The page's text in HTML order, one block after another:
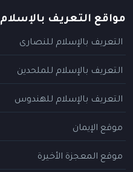
مواقع التعريف بالإسلام
التعريف بالإسلام للنصارى
التعريف بالإسلام للملحدين
التعريف بالإسلام للهندوس
موقع الإيمان
موقع المعجزة الأخيرة